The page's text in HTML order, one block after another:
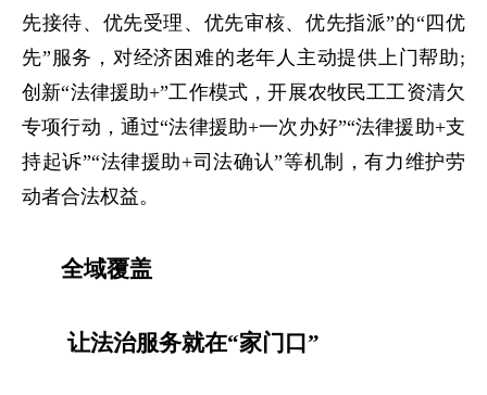
先接待、优先受理、优先审核、优先指派”的“四优
先”服务，对经济困难的老年人主动提供上门帮助;
创新“法律援助+”工作模式，开展农牧民工工资清欠
专项行动，通过“法律援助+一次办好”“法律援助+支
持起诉”“法律援助+司法确认”等机制，有力维护劳
动者合法权益。
全域覆盖
让法治服务就在“家门口”